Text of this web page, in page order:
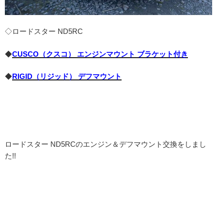
◇ロードスター ND5RC
◆CUSCO（クスコ） エンジンマウント ブラケット付き
◆RIGID（リジッド） デフマウント
ロードスター ND5RCのエンジン＆デフマウント交換をしまし
た!!